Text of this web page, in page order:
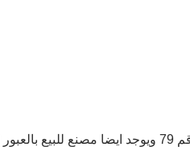
بالتقسيط